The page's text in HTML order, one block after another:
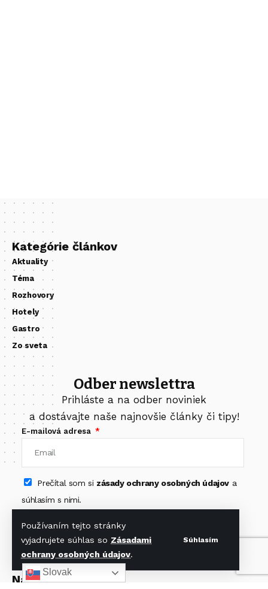
Používaním tejto stránky
vyjadrujete súhlas so Zásadami
ochrany osobných údajov.
Súhlasím
Kategórie článkov
Aktuality
Téma
Rozhovory
Hotely
Gastro
Zo sveta
Odber newslettra
Prihláste a na odber noviniek
a dostávajte naše najnovšie články či tipy!
E-mailová adresa
Prečítal som si zásady ochrany osobných údajova
súhlasím s nimi.
Odoberať newsletter
Nájdete nás na
Slovak